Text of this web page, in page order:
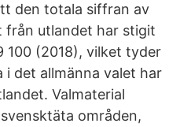
den totala siffran av
från utlandet har stigit
100 (2018), vilket tyder
det allmänna valet har
Valmaterial
områden,